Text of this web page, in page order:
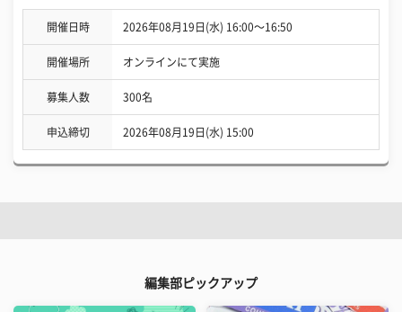
開催日時 2026年08月19日(水) 16:00〜16:50
開催場所 オンラインにて実施
募集人数 300名
申込締切 2026年08月19日(水) 15:00
編集部ピックアップ